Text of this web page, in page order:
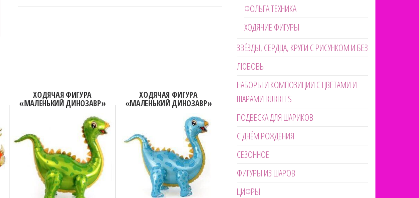
ХОДЯЧАЯ ФИГУРА
«МАЛЕНЬКИЙ ДИНОЗАВР»
ХОДЯЧАЯ ФИГУРА
«МАЛЕНЬКИЙ ДИНОЗАВР»
ФОЛЬГА ТЕХНИКА
ХОДЯЧИЕ ФИГУРЫ
ЗВЁЗДЫ, СЕРДЦА, КРУГИ С РИСУНКОМ И БЕЗ
ЛЮБОВЬ
НАБОРЫ И КОМПОЗИЦИИ С ЦВЕТАМИ И
ШАРАМИ BUBBLES
ПОДВЕСКА ДЛЯ ШАРИКОВ
С ДНЁМ РОЖДЕНИЯ
СЕЗОННОЕ
ФИГУРЫ ИЗ ШАРОВ
ЦИФРЫ